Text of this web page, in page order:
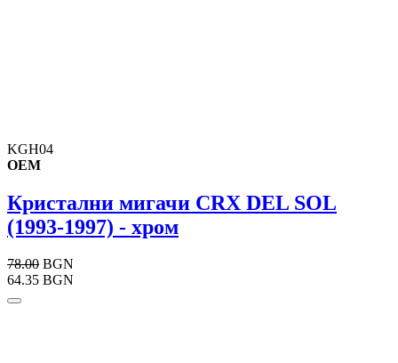
KGH04
OEM
Кристални мигачи CRX DEL SOL
(1993-1997) - хром
78.00 BGN
64.35 BGN